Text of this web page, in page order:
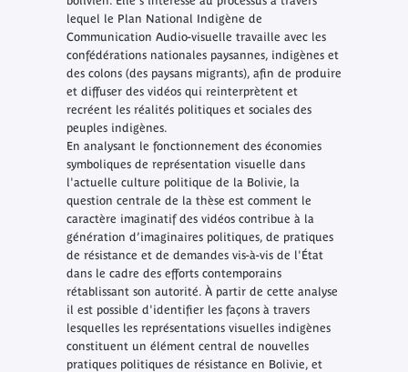
lequel le Plan National Indigène de
Communication Audio-visuelle travaille avec les
confédérations nationales paysannes, indigènes et
des colons (des paysans migrants), afin de produire
et diffuser des vidéos qui reinterprètent et
recréent les réalités politiques et sociales des
peuples indigènes.
En analysant le fonctionnement des économies
symboliques de représentation visuelle dans
l'actuelle culture politique de la Bolivie, la
question centrale de la thèse est comment le
caractère imaginatif des vidéos contribue à la
génération d’imaginaires politiques, de pratiques
de résistance et de demandes vis-à-vis de l'État
dans le cadre des efforts contemporains
rétablissant son autorité. À partir de cette analyse
il est possible d'identifier les façons à travers
lesquelles les représentations visuelles indigènes
constituent un élément central de nouvelles
pratiques politiques de résistance en Bolivie, et